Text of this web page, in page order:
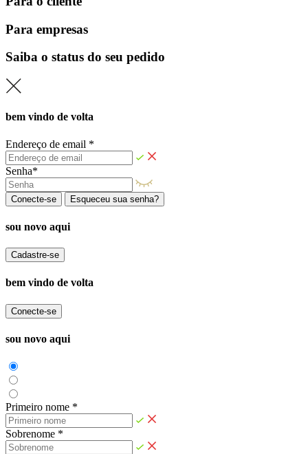
Para empresas
Saiba o status do seu pedido
bem vindo de volta
Endereço de email *
Senha*
Conecte-se Esqueceu sua senha?
sou novo aqui
Cadastre-se
bem vindo de volta
Conecte-se
sou novo aqui
Primeiro nome *
Sobrenome *